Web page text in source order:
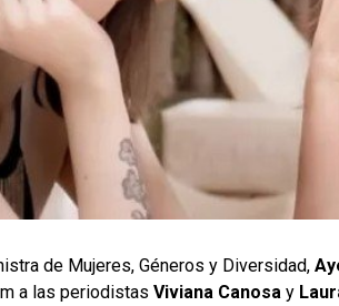
de Mujeres, Géneros y Diversidad,
a las periodistas Viviana Canosa y